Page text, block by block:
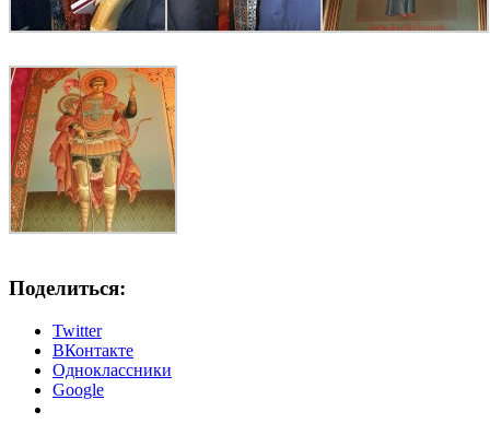
Поделиться:
Twitter
ВКонтакте
Одноклассники
Google